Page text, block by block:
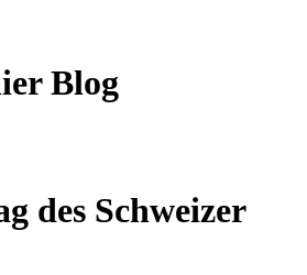
Blog
des Schweizer